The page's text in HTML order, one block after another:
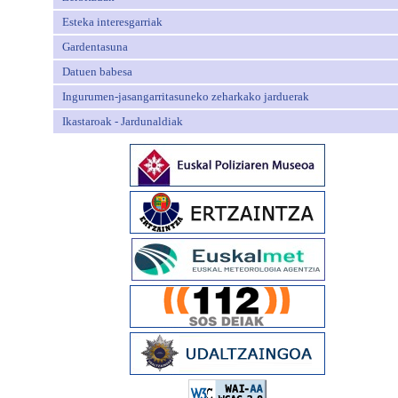
Esteka interesgarriak
Gardentasuna
Datuen babesa
Ingurumen-jasangarritasuneko zeharkako jarduerak
Ikastaroak - Jardunaldiak